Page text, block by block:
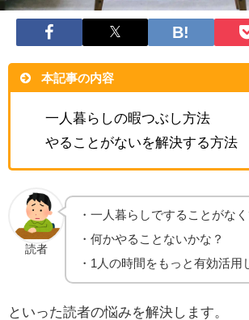
本記事の内容
一人暮らしの暇つぶし方法
やることがないを解決する方法
読者
・一人暮らしですることがなく
・何かやることないかな？
・1人の時間をもっと有効活用
といった読者の悩みを解決します。